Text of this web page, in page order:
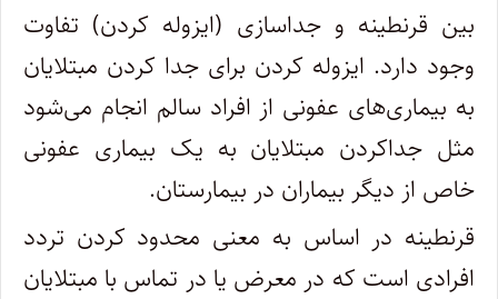
بین قرنطینه و جداسازی (ایزوله کردن) تفاوت
وجود دارد. ایزوله کردن برای جدا کردن مبتلایان
به بیماری‌های عفونی از افراد سالم انجام می‌شود
مثل جداکردن مبتلایان به یک بیماری عفونی
خاص از دیگر بیماران در بیمارستان.
قرنطینه در اساس به معنی محدود کردن تردد
افرادی است که در معرض یا در تماس با مبتلایان